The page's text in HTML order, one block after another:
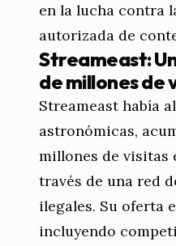
en la lucha contra
autorizada de
Streameast:
de millones de
Streameast había
astronómicas,
millones de visitas
través de una red
ilegales. Su oferta
incluyendo